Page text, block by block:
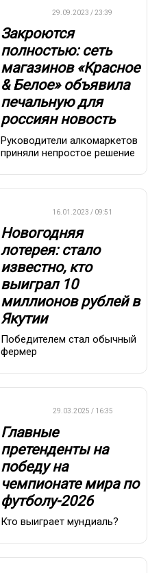
29.09.2023 / 23:39
Закроются
полностью: сеть
магазинов «Красное
& Белое» объявила
печальную для
россиян новость
Руководители алкомаркетов
приняли непростое решение
16.01.2023 / 09:51
Новогодняя
лотерея: стало
известно, кто
выиграл 10
миллионов рублей в
Якутии
Победителем стал обычный
фермер
29.03.2025 / 16:35
Главные
претенденты на
победу на
чемпионате мира по
футболу-2026
Кто выиграет мундиаль?